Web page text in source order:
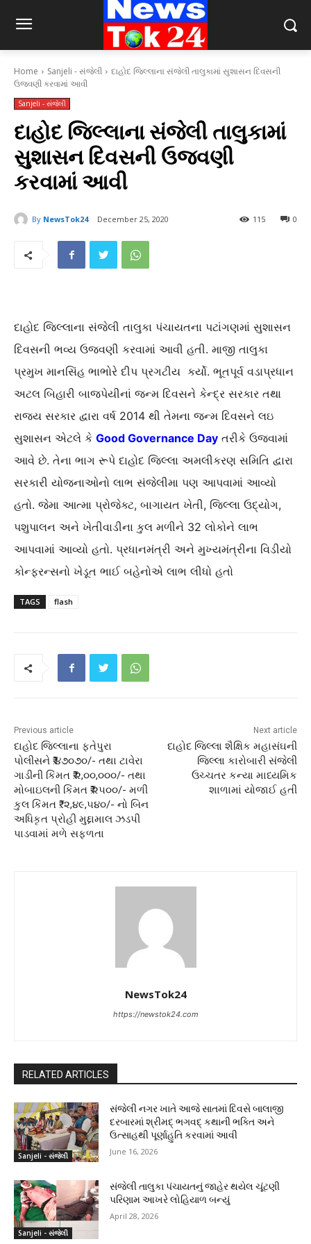
Home Sanjeli - સંજેલી
દાહોદ જિલ્લાના સંજેલી તાલુકામાં સુશાસન દિવસની
ઉજવણી કરવામાં આવી
Sanjeli - સંજેલી
દાહોદ જિલ્લાના સંજેલી તાલુકામાં
સુશાસન દિવસની ઉજવણી
કરવામાં આવી
By NewsTok24 December 25, 2020 0
115
દાહોદ જિલ્લાના સંજેલી તાલુકા પંચાયતના પટાંગણમાં સુશાસન
દિવસની ભવ્ય ઉજવણી કરવામાં આવી હતી. માજી તાલુકા
પ્રમુખ માનસિંહ ભાભોરે દીપ પ્રગટીય કર્યો. ભૂતપૂર્વ વડાપ્રધાન
અટલ બિહારી બાજપેયીનાં જન્મ દિવસને કેન્દ્ર સરકાર તથા
રાજ્ય સરકાર દ્વારા વર્ષ 2014 થી તેમના જન્મ દિવસને લઇ
સુશાસન એટલે કે Good Governance Day તરીકે ઉજવામાં
આવે છે. તેના ભાગ રૂપે દાહોદ જિલ્લા અમલીકરણ સમિતિ દ્વારા
સરકારી યોજનાઓનો લાભ સંજેલીમા પણ આપવામાં આવ્યો
હતો. જેમા આત્મા પ્રોજેક્ટ, બાગાયત ખેતી, જિલ્લા ઉદ્યોગ,
પશુપાલન અને ખેતીવાડીના કુલ મળીને 32 લોકોને લાભ
આપવામાં આવ્યો હતો. પ્રધાનમંત્રી અને મુખ્યમંત્રીના વિડીયો
કોન્ફરન્સનો ખેડૂત ભાઈ બહેનોએ લાભ લીધો હતો
TAGS flash
Previous article
દાહોદ જિલ્લાના ફતેપુરા
પોલીસને ₹.૪૭૦૭૦/- તથા ટાવેરા
ગાડીની કિંમત ₹.૨,૦૦,૦૦૦/- તથા
મોબાઇલની કિંમત ₹.૨૫૦૦/- મળી
કુલ કિંમત ₹. ૨,૪૯,૫૪૦/- નો બિન
અધિકૃત પ્રોહી મુદ્દામાલ ઝડપી
પાડવામાં મળે સફળતા
Next article
દાહોદ જિલ્લા શૈક્ષિક મહાસંઘની
જિલ્લા કારોબારી સંજેલી
ઉચ્ચતર કન્યા માધ્યમિક
શાળામાં યોજાઈ હતી
NewsTok24
https://newstok24.com
RELATED ARTICLES
Sanjeli - સંજેલી
સંજેલી નગર ખાતે આજે સાતમાં દિવસે બાલાજી
દરબારમાં શ્રીમદ્ ભગવદ્ કથાની ભક્તિ અને
ઉત્સાહથી પૂર્ણાહુતિ કરવામાં આવી
June 16, 2026
Sanjeli - સંજેલી
સંજેલી તાલુકા પંચાયતનું જાહેર થયેલ ચૂંટણી
પરિણામ આખરે લોહિયાળ બન્યું
April 28, 2026